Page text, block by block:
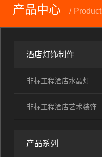
产品中心 Product
酒店灯饰制作
非标工程酒店水晶灯
非标工程酒店艺术装饰
产品系列